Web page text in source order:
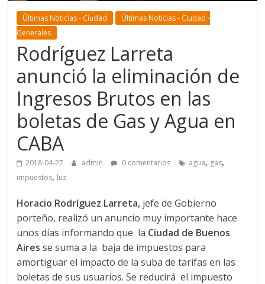
Últimas Noticias - Ciudad
Últimas Noticias - Ciudad -
Generales
Rodríguez Larreta
anunció la eliminación de
Ingresos Brutos en las
boletas de Gas y Agua en
CABA
2018-04-27 admin 0 comentarios agua, gas,
impuestos, luz
Horacio Rodríguez Larreta, jefe de Gobierno
porteño, realizó un anuncio muy importante hace
unos días informando que la Ciudad de Buenos
Aires se suma a la baja de impuestos para
amortiguar el impacto de la suba de tarifas en las
boletas de sus usuarios. Se reducirá el impuesto